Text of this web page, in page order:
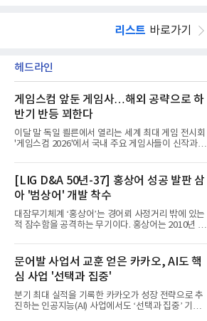
리스트 바로가기
헤드라인
게임스컴 앞둔 게임사…해외 공략으로 하
반기 반등 꾀한다
이달 말 독일 쾰른에서 열리는 세계 최대 게임 전시회
'게임스컴 2026'에서 국내 주요 게임사들이 신작과 글
체별로 엇갈린 가운데 하반기 신작 흥행과 해외 시장
성과가 실적을 좌우할 핵심 변수로 떠오르고 있다.8일
업계에 따르면 올해 상반기 게임업계는 기업별 성적
표가 크게 갈렸다. 대표적으로 크래프톤은 'PUBG: 배
틀그라운드'의 안정적인 성장에 힘입어 상반기 연결
기준 매출 2조6616억원, 영업이익 9725억원으로 역
대 최대 실적을 기록했다. 엔씨도 올해 출시한 '아이온
동기 대
[LIG D&A 50년-37] 홍상어 성공 발판 삼
아 '범상어' 개발 착수
대잠무기체계 ‘홍상어’는 경어뢰 사정거리 밖에 있는
적 잠수함을 공격하는 무기이다. 홍상어는 2010년 넥
이뤄졌다. 이후 2012년 한국형 구축함(KDX-1) 이상
의 함정에 실전 배치됐다.그해 7월 해군은 동해상에서
성능 검증을 위해 홍상어 시험발사를 실시했다. 이때
홍상어가 목표 지점에서 입수한 후 표적을 타격하지
못하고 물속에서 멈춰버리는 예상 밖의 일이 벌어졌
다. 2차 품질확인 사격 시험에서도 만족스러운 결과를
얻지 못했다. 완벽한 신뢰성 확보를 위해 LIG넥스원은
문어발 사업서 교훈 얻은 카카오, AI도 핵
심 사업 '선택과 집중'
분기 최대 실적을 기록한 카카오가 성장 전략으로 추
진하는 인공지능(AI) 사업에서도 ‘선택과 집중’ 기조